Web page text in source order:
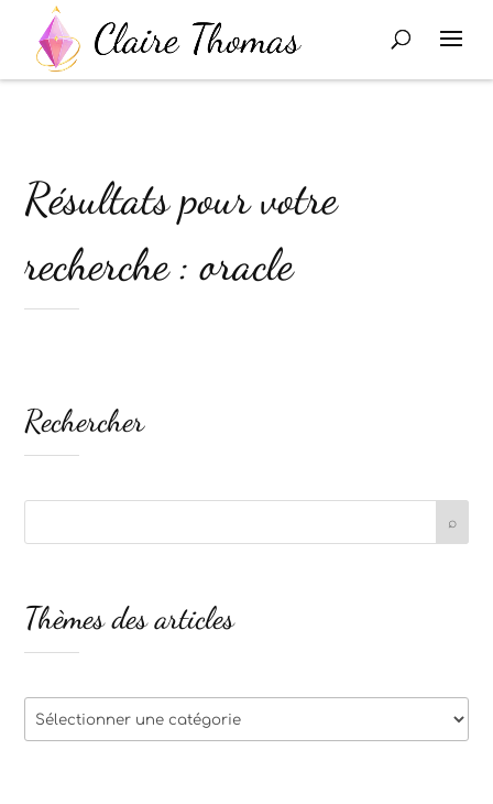
Résultats pour votre
recherche : oracle
Rechercher
Thèmes des articles
Thèmes
des